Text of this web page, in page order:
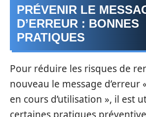
PRÉVENIR LE
D’ERREUR : BONNES
PRATIQUES
Pour réduire les risques de
nouveau le message d’erreur
en cours d’utilisation », il est